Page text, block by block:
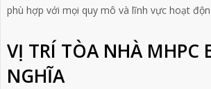
phù hợp với mọi quy mô và lĩnh vực hoạt
VỊ TRÍ TÒA NHÀ MHPC
NGHĨA